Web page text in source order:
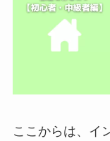
ここからは、イ